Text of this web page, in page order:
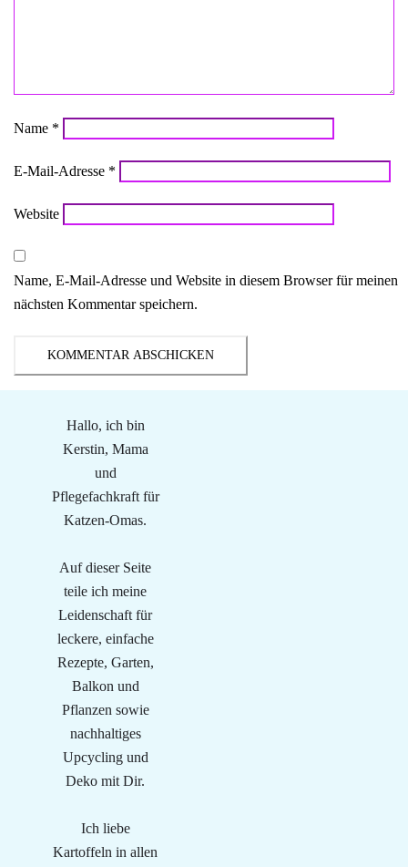
Name *
E-Mail-Adresse *
Website
Name, E-Mail-Adresse und Website in diesem Browser für meinen
nächsten Kommentar speichern.
Hallo, ich bin
Kerstin, Mama
und
Pflegefachkraft für
Katzen-Omas.
Auf dieser Seite
teile ich meine
Leidenschaft für
leckere, einfache
Rezepte, Garten,
Balkon und
Pflanzen sowie
nachhaltiges
Upcycling und
Deko mit Dir.
Ich liebe
Kartoffeln in allen